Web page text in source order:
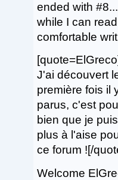
ended with
while I can
comfortable
J'ai découvert
première fois il
parus, c'est
bien que je
plus à l'aise
ce forum ![/
Welcome